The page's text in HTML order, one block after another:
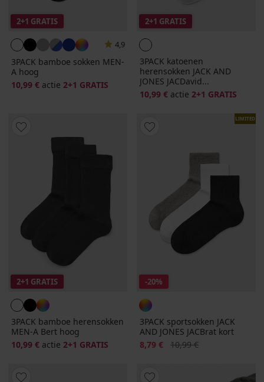
2+1 GRATIS
4,9
3PACK bamboe sokken MEN-
A hoog
10,99 € actie 2+1 GRATIS
2+1 GRATIS
3PACK katoenen
herensokken JACK AND
JONES JACDavid...
10,99 € actie 2+1 GRATIS
2+1 GRATIS
3PACK bamboe herensokken
MEN-A Bert hoog
10,99 € actie 2+1 GRATIS
LIMITED
-20%
3PACK sportsokken JACK
AND JONES JACBrat kort
Korting
8,79 € Oorspronkelijke prijs
10,99 €